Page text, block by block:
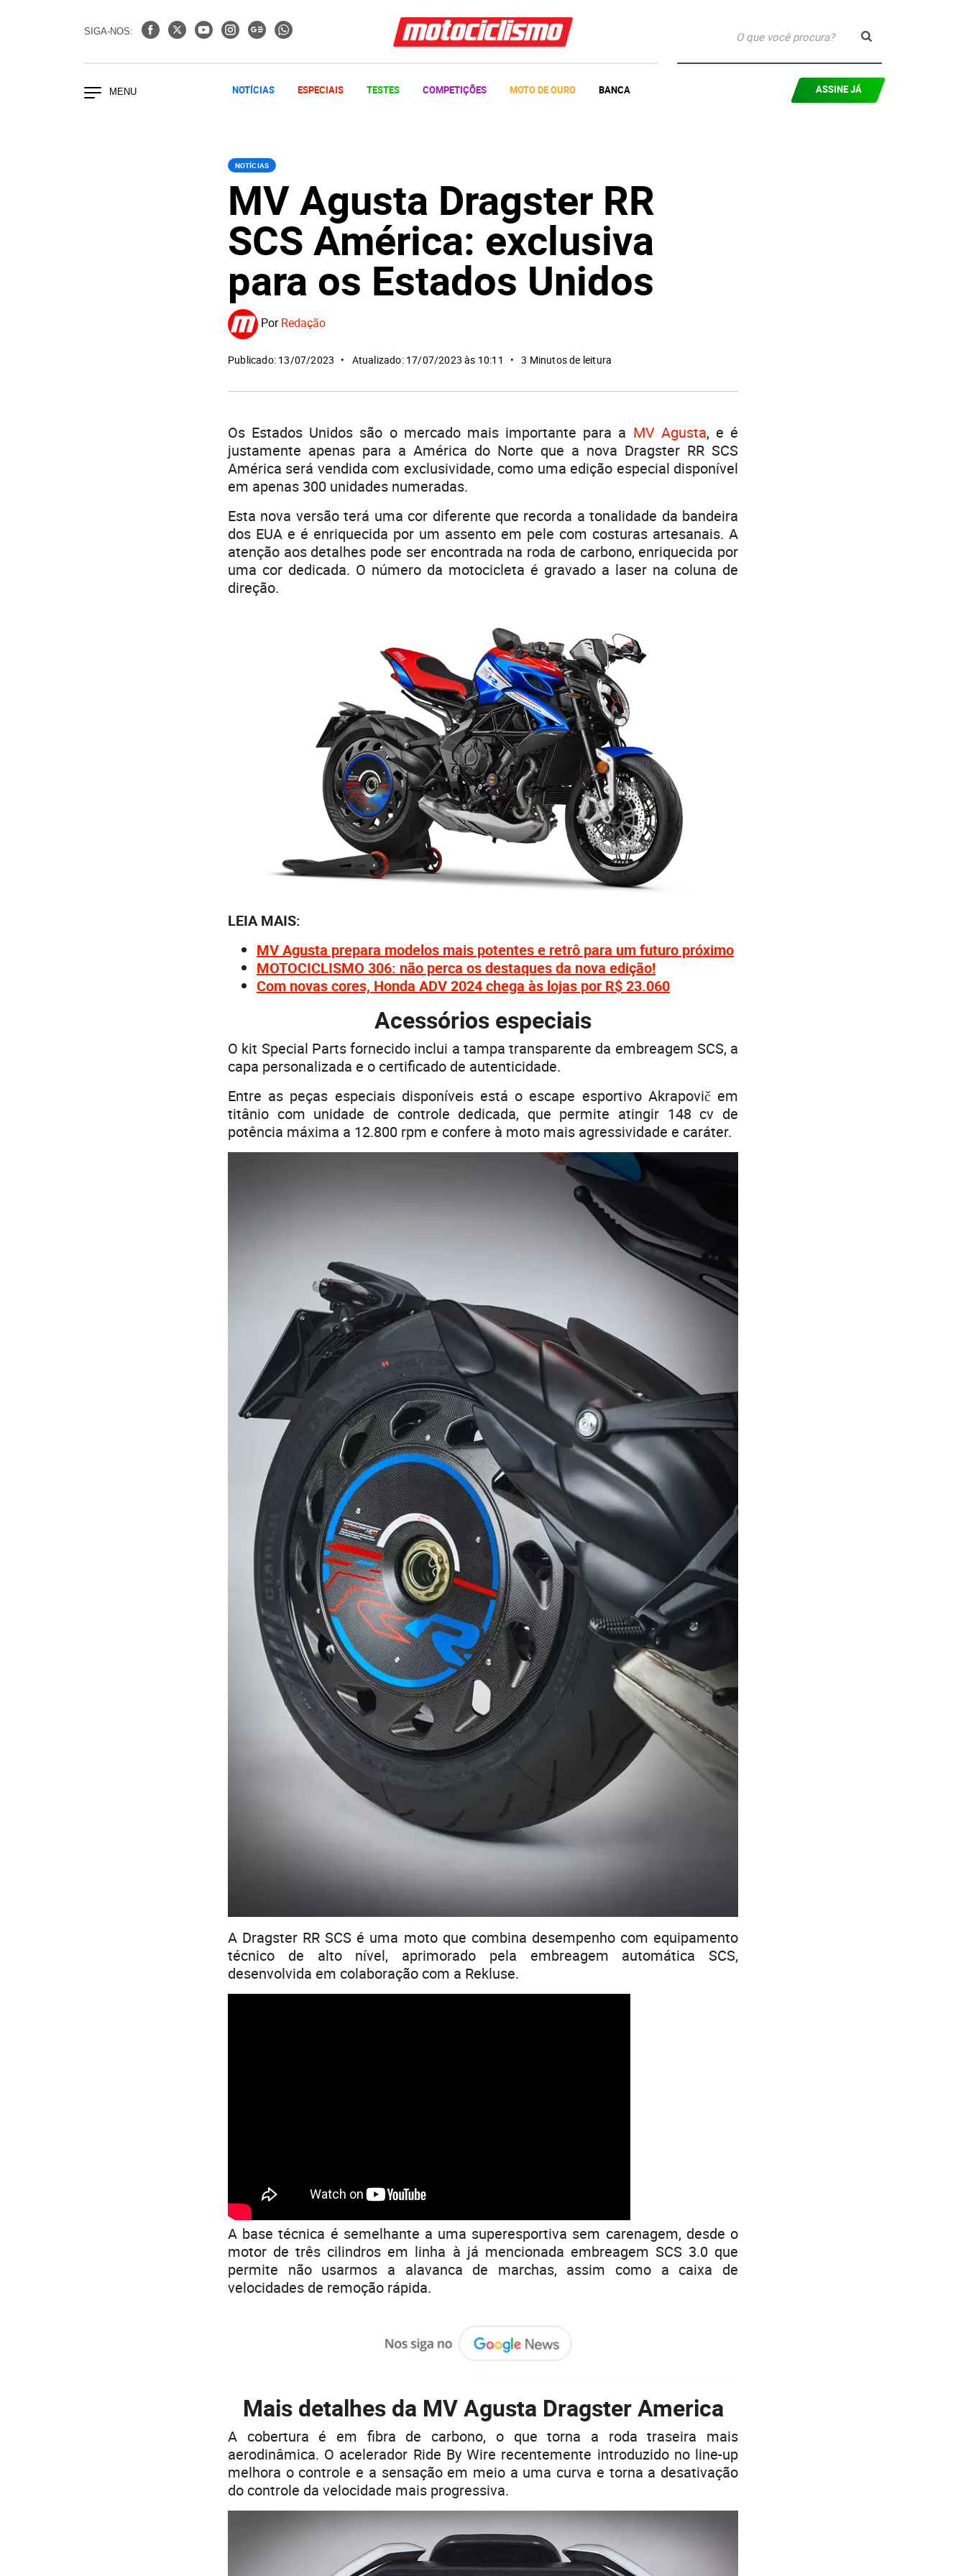
SIGA-NOS:
NOTÍCIAS ESPECIAIS TESTES COMPETIÇÕES MOTO DE OURO BANCA ASSINE JÁ
NOTÍCIAS
MV Agusta Dragster RR
SCS América: exclusiva
para os Estados Unidos
PorRedação
Publicado: 13/07/2023 Atualizado: 17/07/2023 às 10:11 3 Minutos de leitura
Os Estados Unidos são o mercado mais importante para a MV Agusta, e é
justamente apenas para a América do Norte que a nova Dragster RR SCS
América será vendida com exclusividade, como uma edição especial disponível
em apenas 300 unidades numeradas.
Esta nova versão terá uma cor diferente que recorda a tonalidade da bandeira
dos EUA e é enriquecida por um assento em pele com costuras artesanais. A
atenção aos detalhes pode ser encontrada na roda de carbono, enriquecida por
uma cor dedicada. O número da motocicleta é gravado a laser na coluna de
direção.
LEIA MAIS:
MV Agusta prepara modelos mais potentes e retrô para um futuro próximo
MOTOCICLISMO 306: não perca os destaques da nova edição!
Com novas cores, Honda ADV 2024 chega às lojas por R$ 23.060
Acessórios especiais
O kit Special Parts fornecido inclui a tampa transparente da embreagem SCS, a
capa personalizada e o certificado de autenticidade.
Entre as peças especiais disponíveis está o escape esportivo Akrapovič em
titânio com unidade de controle dedicada, que permite atingir 148 cv de
potência máxima a 12.800 rpm e confere à moto mais agressividade e caráter.
A Dragster RR SCS é uma moto que combina desempenho com equipamento
técnico de alto nível, aprimorado pela embreagem automática SCS,
desenvolvida em colaboração com a Rekluse.
A base técnica é semelhante a uma superesportiva sem carenagem, desde o
motor de três cilindros em linha à já mencionada embreagem SCS 3.0 que
permite não usarmos a alavanca de marchas, assim como a caixa de
velocidades de remoção rápida.
Mais detalhes da MV Agusta Dragster America
A cobertura é em fibra de carbono, o que torna a roda traseira mais
aerodinâmica. O acelerador Ride By Wire recentemente introduzido no line-up
melhora o controle e a sensação em meio a uma curva e torna a desativação
do controle da velocidade mais progressiva.